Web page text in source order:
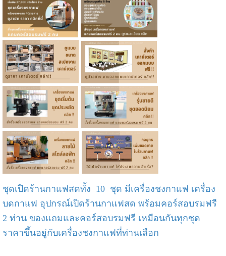
ชุดเปิดร้านกาแฟสดทั้ง 10 ชุด มีเครื่องชงกาแฟ เครื่อง
บดกาแฟ อุปกรณ์เปิดร้านกาแฟสด พร้อมคอร์สอบรมฟรี
2 ท่าน ของแถมและคอร์สอบรมฟรี เหมือนกันทุกชุด
ราคาขึ้นอยู่กับเครื่องชงกาแฟที่ท่านเลือก